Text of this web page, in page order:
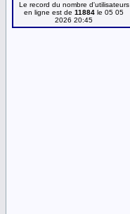
Le record du nombre d'utilisateurs
en ligne est de 11884 le 05 05
2026 20:45